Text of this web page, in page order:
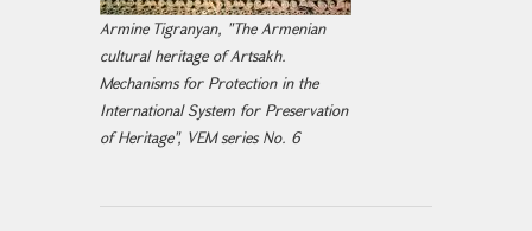
Armine Tigranyan, "The Armenian
cultural heritage of Artsakh.
Mechanisms for Protection in the
International System for Preservation
of Heritage", VEM series No. 6